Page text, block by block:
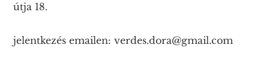
útja 18.
jelentkezés emailen: verdes.dora@gmail.com